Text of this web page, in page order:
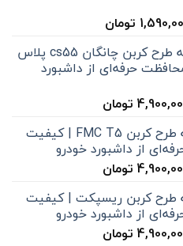
2,000,000 تومان
تومانقیمت
1,590,000 تومان
است.
روداشبوردی سه‌ لایه طرح کربن چانگان cs55 پلاس
حرفه‌ای از داشبورد
7,000,000 تومان
تومانقیمت
4,900,000 تومان
است.
روداشبوردی سه‌لایه طرح کربن FMC T5 | کیفیت
از داشبورد خودرو
7,000,000 تومان
تومانقیمت
4,900,000 تومان
است.
طرح کربن ریسپکت | کیفیت
از داشبورد خودرو
تومانقیمت